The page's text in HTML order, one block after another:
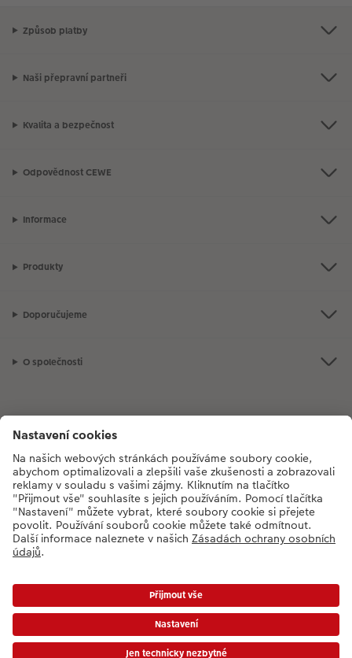
Způsob platby
Naši přepravní partneři
Kvalita a bezpečnost
Odpovědnost CEWE
Informace
Produkty
Doporučujeme
O společnosti
Máte-li jakékoli dotazy týkající se fotoproduktů nebo objednávek,
neváhejte nás kontaktovat:+420272071200[Po - Pá: 8:30 - 17:00 h]
dopravné a balné dle platného ceníku. Ceny jsou včetně DPH.
Ceny a dodací lhůty
|VOP|Ochrana osobních údajů|Prohlášení o přístupnosti